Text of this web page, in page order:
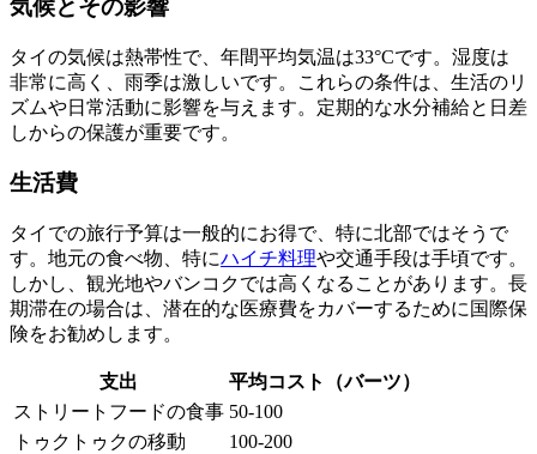
気候とその影響
タイの気候は熱帯性で、年間平均気温は33°Cです。湿度は
非常に高く、雨季は激しいです。これらの条件は、生活のリ
ズムや日常活動に影響を与えます。定期的な水分補給と日差
しからの保護が重要です。
生活費
タイでの旅行予算は一般的にお得で、特に北部ではそうで
す。地元の食べ物、特にハイチ料理や交通手段は手頃です。
しかし、観光地やバンコクでは高くなることがあります。長
期滞在の場合は、潜在的な医療費をカバーするために国際保
険をお勧めします。
支出
平均コスト（バーツ）
ストリートフードの食事 50-100
トゥクトゥクの移動
100-200